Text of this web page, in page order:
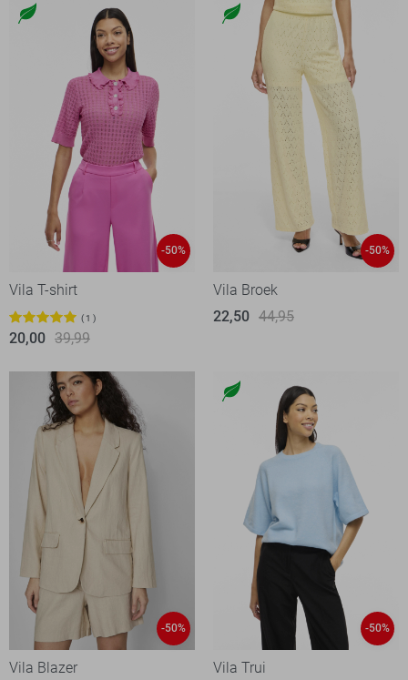
-50%
Vila T-shirt
1
20,00 39,99
-50%
Vila Broek
22,50 44,95
-50%
Vila Blazer
-50%
Vila Trui